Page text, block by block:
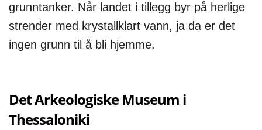
grunntanker. Når landet i tillegg byr på herlige
strender med krystallklart vann, ja da er det
ingen grunn til å bli hjemme.
Det Arkeologiske Museum i
Thessaloniki